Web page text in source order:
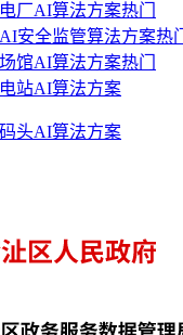
厂AI算法方案热门
安全监管算法方案热门
馆AI算法方案热门
站AI算法方案
头AI算法方案